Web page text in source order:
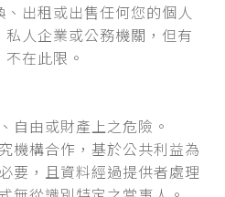
出租或出售任何您的個人
人企業或公務機關，但有
在此限。
自由或財產上之危險。
機構合作，基於公共利益為
要，且資料經過提供者處理